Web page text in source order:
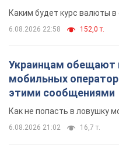
Каким будет курс валюты в
6.08.2026 22:58 152,0 т.
Украинцам обещают
мобильных
этими сообщениями
Как не попасть в ловушку
6.08.2026 21:02 16,7 т.